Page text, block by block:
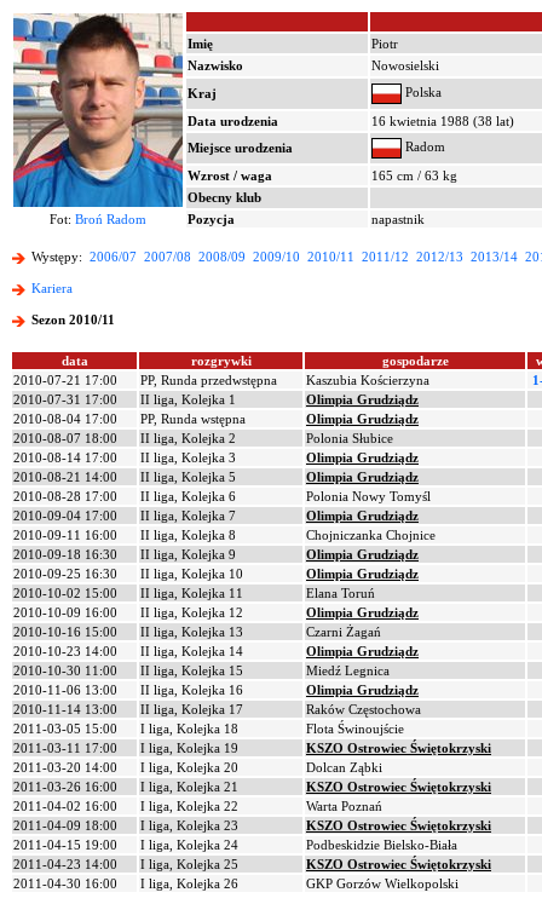
Imię
Piotr
Nazwisko
Nowosielski
Kraj
Polska
Data urodzenia
16 kwietnia 1988 (38 lat)
Miejsce urodzenia
Radom
Wzrost / waga
165 cm / 63 kg
Obecny klub
Fot: Broń Radom Pozycja napastnik
Występy: 2006/07 2007/08 2008/09 2009/10 2010/11 2011/12 2012/13 2013/14
Kariera
Sezon 2010/11
data rozgrywki gospodarze
2010-07-21 17:00
PP, Runda przedwstępna Kaszubia Kościerzyna
2010-07-31 17:00
II liga, Kolejka 1
Olimpia Grudziądz
2010-08-04 17:00
PP, Runda wstępna
Olimpia Grudziądz
2010-08-07 18:00
II liga, Kolejka 2
Polonia Słubice
2010-08-14 17:00
II liga, Kolejka 3
Olimpia Grudziądz
2010-08-21 14:00
II liga, Kolejka 5
Olimpia Grudziądz
2010-08-28 17:00
II liga, Kolejka 6
Polonia Nowy Tomyśl
2010-09-04 17:00
II liga, Kolejka 7
Olimpia Grudziądz
2010-09-11 16:00
II liga, Kolejka 8
Chojniczanka Chojnice
2010-09-18 16:30
II liga, Kolejka 9
Olimpia Grudziądz
2010-09-25 16:30
II liga, Kolejka 10
Olimpia Grudziądz
2010-10-02 15:00
II liga, Kolejka 11
Elana Toruń
2010-10-09 16:00
II liga, Kolejka 12
Olimpia Grudziądz
2010-10-16 15:00
II liga, Kolejka 13
Czarni Żagań
2010-10-23 14:00
II liga, Kolejka 14
Olimpia Grudziądz
2010-10-30 11:00
II liga, Kolejka 15
Miedź Legnica
2010-11-06 13:00
II liga, Kolejka 16
Olimpia Grudziądz
2010-11-14 13:00
II liga, Kolejka 17
Raków Częstochowa
2011-03-05 15:00
I liga, Kolejka 18
Flota Świnoujście
2011-03-11 17:00
I liga, Kolejka 19
KSZO Ostrowiec Świętokrzyski
2011-03-20 14:00
I liga, Kolejka 20
Dolcan Ząbki
2011-03-26 16:00
I liga, Kolejka 21
KSZO Ostrowiec Świętokrzyski
2011-04-02 16:00
I liga, Kolejka 22
Warta Poznań
2011-04-09 18:00
I liga, Kolejka 23
KSZO Ostrowiec Świętokrzyski
2011-04-15 19:00
I liga, Kolejka 24
Podbeskidzie Bielsko-Biała
2011-04-23 14:00
I liga, Kolejka 25
KSZO Ostrowiec Świętokrzyski
2011-04-30 16:00
I liga, Kolejka 26 GKP Gorzów Wielkopolski